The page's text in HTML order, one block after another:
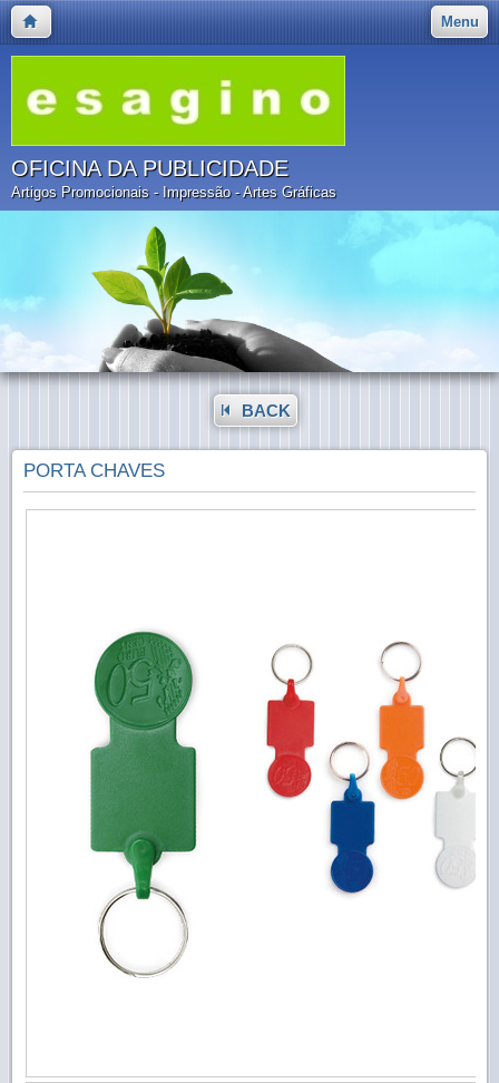
Menu
OFICINA DA PUBLICIDADE
Artigos Promocionais - Impressão - Artes Gráficas
BACK
PORTA CHAVES